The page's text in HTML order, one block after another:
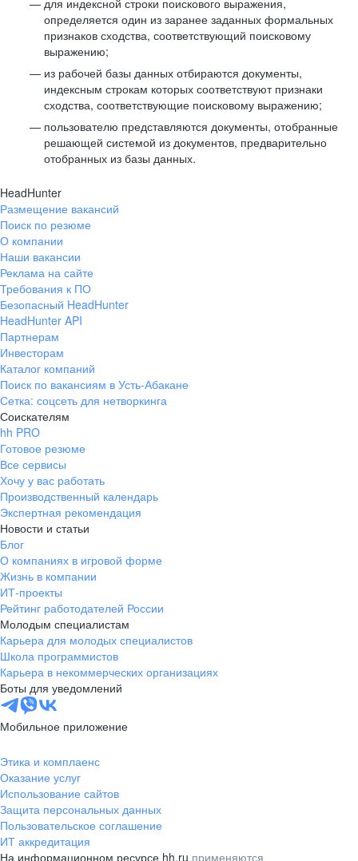
для индексной строки поискового выражения,
определяется один из заранее заданных формальных
признаков сходства, соответствующий поисковому
выражению;
из рабочей базы данных отбираются документы,
индексным строкам которых соответствуют признаки
сходства, соответствующие поисковому выражению;
пользователю представляются документы, отобранные
решающей системой из документов, предварительно
отобранных из базы данных.
HeadHunter
Размещение вакансий
Поиск по резюме
О компании
Наши вакансии
Реклама на сайте
Требования к ПО
Безопасный HeadHunter
HeadHunter API
Партнерам
Инвесторам
Каталог компаний
Поиск по вакансиям в Усть-Абакане
Сетка: соцсеть для нетворкинга
Соискателям
hh PRO
Готовое резюме
Все сервисы
Хочу у вас работать
Производственный календарь
Экспертная рекомендация
Новости и статьи
Блог
О компаниях в игровой форме
Жизнь в компании
ИТ-проекты
Рейтинг работодателей России
Молодым специалистам
Карьера для молодых специалистов
Школа программистов
Карьера в некоммерческих организациях
Боты для уведомлений
Мобильное приложение
Этика и комплаенс
Оказание услуг
Использование сайтов
Защита персональных данных
Пользовательское соглашение
ИТ аккредитация
На информационном ресурсе hh.ru применяются